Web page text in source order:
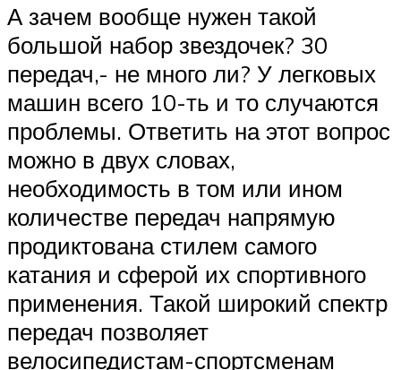
А зачем вообще нужен такой
большой набор звездочек? 30
передач,- не много ли? У легковых
машин всего 10-ть и то случаются
проблемы. Ответить на этот вопрос
можно в двух словах,
необходимость в том или ином
количестве передач напрямую
продиктована стилем самого
катания и сферой их спортивного
применения. Такой широкий спектр
передач позволяет
велосипедистам-спортсменам